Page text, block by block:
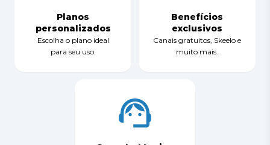
Planos
personalizados
Escolha o plano ideal
para seu uso.
Benefícios
exclusivos
Canais gratuitos, Skeelo e
muito mais.